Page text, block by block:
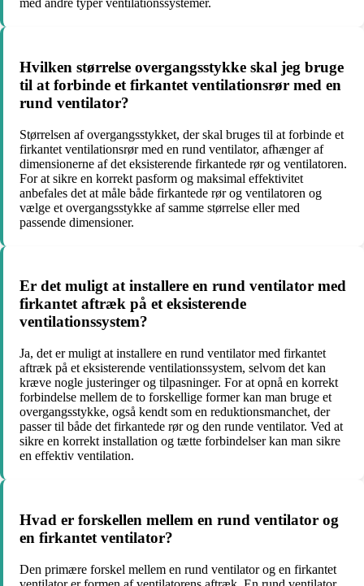
med andre typer ventilationssystemer.
Hvilken størrelse overgangsstykke skal jeg bruge
til at forbinde et firkantet ventilationsrør med en
rund ventilator?
Størrelsen af ​​overgangsstykket, der skal bruges til at forbinde et
firkantet ventilationsrør med en rund ventilator, afhænger af
dimensionerne af det eksisterende firkantede rør og ventilatoren.
For at sikre en korrekt pasform og maksimal effektivitet
anbefales det at måle både firkantede rør og ventilatoren og
vælge et overgangsstykke af samme størrelse eller med
passende dimensioner.
Er det muligt at installere en rund ventilator med
firkantet aftræk på et eksisterende
ventilationssystem?
Ja, det er muligt at installere en rund ventilator med firkantet
aftræk på et eksisterende ventilationssystem, selvom det kan
kræve nogle justeringer og tilpasninger. For at opnå en korrekt
forbindelse mellem de to forskellige former kan man bruge et
overgangsstykke, også kendt som en reduktionsmanchet, der
passer til både det firkantede rør og den runde ventilator. Ved at
sikre en korrekt installation og tætte forbindelser kan man sikre
en effektiv ventilation.
Hvad er forskellen mellem en rund ventilator og
en firkantet ventilator?
Den primære forskel mellem en rund ventilator og en firkantet